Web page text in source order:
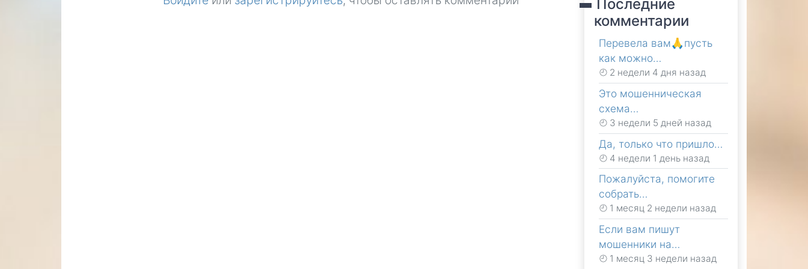
Последние
комментарии
Перевела вам🙏пусть
как можно…
2 недели 4 дня назад
Это мошенническая
схема…
3 недели 5 дней назад
Да, только что пришло…
4 недели 1 день назад
Пожалуйста, помогите
собрать…
1 месяц 2 недели назад
Если вам пишут
мошенники на…
1 месяц 3 недели назад